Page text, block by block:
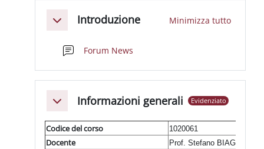
MinimizzaIntroduzione Minimizza tutto
Forum News
MinimizzaInformazioni generali Evidenziato
Codice del corso 1020061
Docente Prof. Stefano BIAGIONI